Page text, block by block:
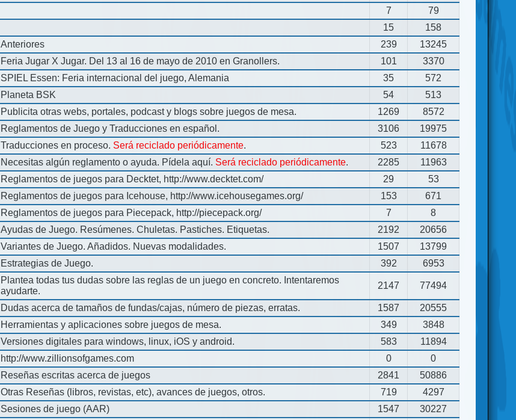
7
79
15
158
Anteriores 239
13245
Feria Jugar X Jugar. Del 13 al 16 de mayo de 2010 en Granollers. 101
3370
SPIEL Essen: Feria internacional del juego, Alemania 35
572
Planeta BSK 54
513
Publicita otras webs, portales, podcast y blogs sobre juegos de mesa. 1269
8572
Reglamentos de Juego y Traducciones en español. 3106
19975
Traducciones en proceso. Será reciclado periódicamente. 523
11678
Necesitas algún reglamento o ayuda. Pídela aquí. Será reciclado periódicamente. 2285
11963
Reglamentos de juegos para Decktet, http://www.decktet.com/ 29
53
Reglamentos de juegos para Icehouse, http://www.icehousegames.org/ 153
671
Reglamentos de juegos para Piecepack, http://piecepack.org/ 7
8
Ayudas de Juego. Resúmenes. Chuletas. Pastiches. Etiquetas. 2192
20656
Variantes de Juego. Añadidos. Nuevas modalidades. 1507
13799
Estrategias de Juego. 392 6953
Plantea todas tus dudas sobre las reglas de un juego en concreto. Intentaremos
ayudarte.
2147 77494
Dudas acerca de tamaños de fundas/cajas, número de piezas, erratas. 1587
20555
Herramientas y aplicaciones sobre juegos de mesa. 349
3848
Versiones digitales para windows, linux, iOS y android. 583
11894
http://www.zillionsofgames.com 0
0
Reseñas escritas acerca de juegos 2841
50886
Otras Reseñas (libros, revistas, etc), avances de juegos, otros. 719
4297
Sesiones de juego (AAR) 1547
30227